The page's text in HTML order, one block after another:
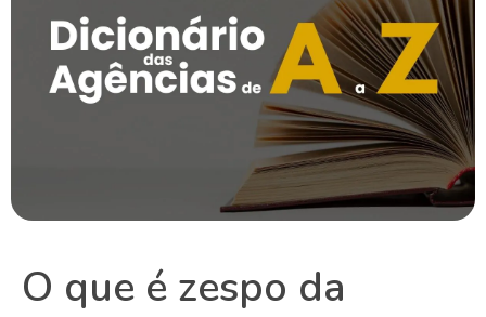
O que é zespo da